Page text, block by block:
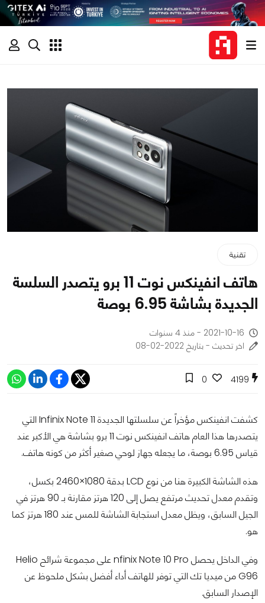
تقنية
هاتف انفينكس نوت 11 برو يتصدر السلسة
الجديدة بشاشة 6.95 بوصة
2021-10-16 - منذ 4 سنوات
اخر تحديث - بتاريخ 2022-02-08
4199
0
كشفت انفينكس مؤخراً عن سلسلتها الجديدة Infinix Note 11 التي
يتصدرها هذا العام هاتف انفينكس نوت 11 برو بشاشة هي الأكبر عند
قياس 6.95 بوصة، ما يجعله جهاز لوحي صغير أكثر من كونه هاتف.
هذه الشاشة الكبيرة هنا من نوع LCD بدقة 1080×2460 بكسل،
وتقدم معدل تحديث مرتفع يصل إلى 120 هرتز مقارنة بـ 90 هرتز في
الجيل السابق، ويظل معدل استجابة الشاشة للمس عند 180 هرتز كما
هو.
وفي الداخل يحصل nfinix Note 10 Pro على مجموعة شرائح Helio
G96 من ميديا تك التي توفر للهاتف أداء أفضل بشكل ملحوظ عن
الإصدار السابق.